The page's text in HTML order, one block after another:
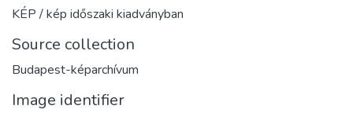
KÉP / kép időszaki kiadványban
Source collection
Budapest-képarchívum
Image identifier